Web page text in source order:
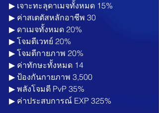
▶︎ เจาะทะลุดาเมจทั้งหมด 15%
▶︎ ค่าสเตตัสหลักอาชีพ 30
▶︎ ดาเมจทั้งหมด 20%
▶︎ โจมตีเวทย์ 20%
▶︎ โจมตีกายภาพ 20%
▶︎ ค่าทักษะทั้งหมด 14
▶︎ ป้องกันกายภาพ 3,500
▶︎ พลังโจมตี PvP 35%
▶︎ ค่าประสบการณ์ EXP 325%